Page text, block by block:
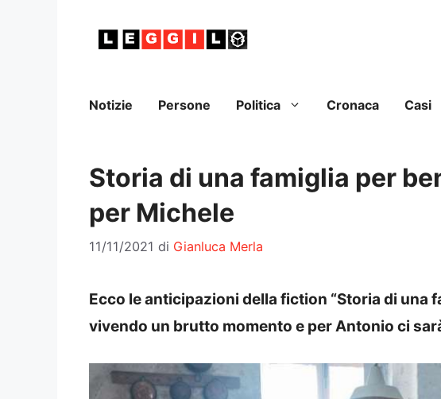
Notizie Persone Politica Cronaca Casi
Storia di una famiglia per
per Michele
11/11/2021 di Gianluca Merla
Ecco le anticipazioni della fiction “Storia di una
vivendo un brutto momento e per Antonio ci